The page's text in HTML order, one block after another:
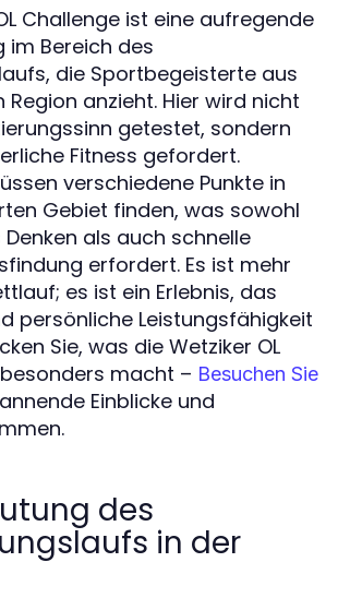
Challenge ist eine aufregende
im Bereich des
die Sportbegeisterte aus
anzieht. Hier wird nicht
getestet, sondern
Fitness gefordert.
verschiedene Punkte in
Gebiet finden, was sowohl
als auch schnelle
erfordert. Es ist mehr
es ist ein Erlebnis, das
persönliche Leistungsfähigkeit
Sie, was die Wetziker OL
macht – Besuchen Sie
Einblicke und
des
in der